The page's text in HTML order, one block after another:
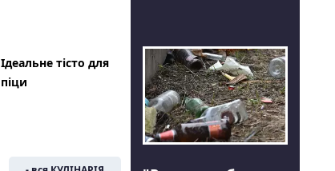
Ідеальне тісто для
піци